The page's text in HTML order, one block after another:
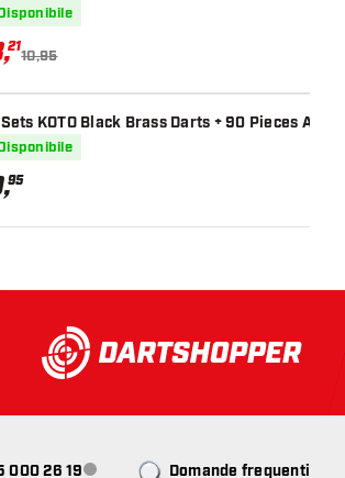
,21
10,95
KOTO Black Brass Darts + 90 Pieces
,95
Spedizione gratuitada € 75
Domande frequenti
000 26 19